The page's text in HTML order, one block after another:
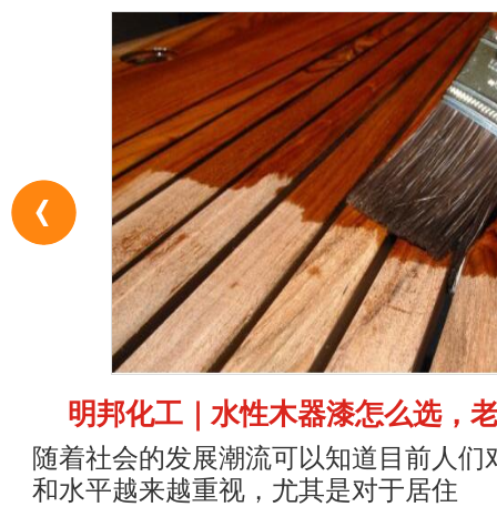
常见问题 联系方式
明邦化工｜水性木器漆怎么选，
随着社会的发展潮流可以知道目前人们
和水平越来越重视，尤其是对于居住